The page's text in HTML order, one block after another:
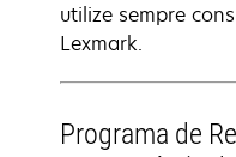
utilize sempre
Lexmark.
Programa de